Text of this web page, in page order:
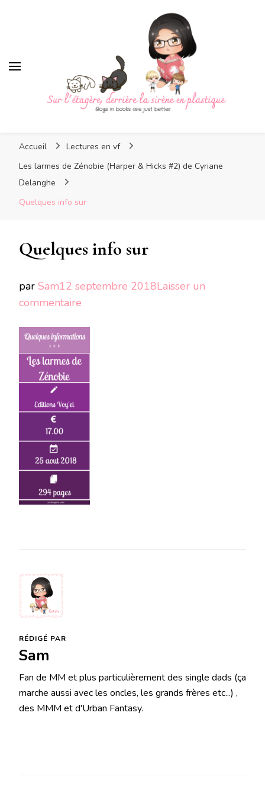
Sur l'étagère, derrière la
sirène en plastique
sirène en plastique
Accueil
Lectures en vf
Les larmes de Zénobie (Harper & Hicks #2) de Cyriane
Delanghe
Quelques info sur
Quelques info sur
par Sam12 septembre 2018Laisser un
commentaire
info
sur
RÉDIGÉ PAR
Sam
Fan de MM et plus particulièrement des single dads (ça
marche aussi avec les oncles, les grands frères etc...) ,
des MMM et d'Urban Fantasy.